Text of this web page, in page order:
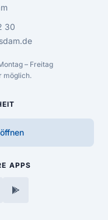
30
– Freitag
möglich.
APPS